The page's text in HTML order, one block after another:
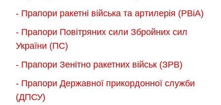
- Прапори ракетні війська та артилерія (РВіА)
- Прапори Повітряних сили Збройних сил
України (ПС)
- Прапори Зенітно ракетних військ (ЗРВ)
- Прапори Державної прикордонної служби
(ДПСУ)